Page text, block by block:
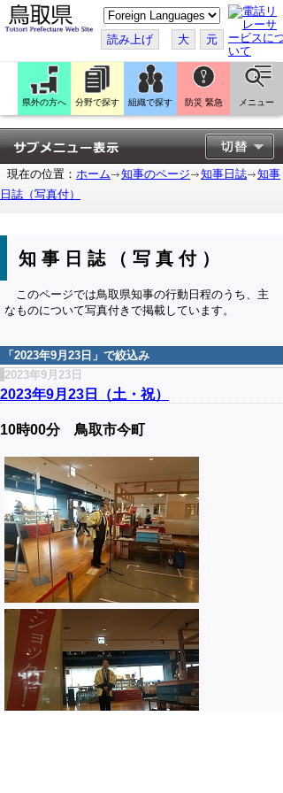
こ
の
ペ
ー
ジ
翻
訳
す
る
読み上げ 大 元
県外の方へ 分野で探す 組織で探す 防災 緊急 メニュー
現在の位置： ホーム 知事のページ 知事日誌
知事
日誌（写真付）
知事日誌（写真付）
このページでは鳥取県知事の行動日程のうち、主
なものについて写真付きで掲載しています。
「 2023年9月23日 」で絞込み
2023年9月23日
2023年9月23日（土・祝）
10時00分 鳥取市今町